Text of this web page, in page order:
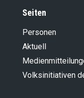
Seiten
Personen
Aktuell
Volksinitiativen